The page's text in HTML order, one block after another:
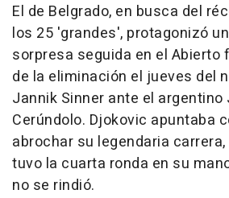
El de Belgrado, en busca del
los 25 'grandes', protagonizó
sorpresa seguida en el Abierto
de la eliminación el jueves del
Jannik Sinner ante el argentino
Cerúndolo. Djokovic apuntaba
abrochar su legendaria
tuvo la cuarta ronda en su
no se rindió.